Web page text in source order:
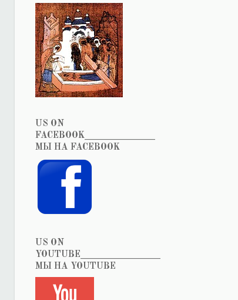
US ON
FACEBOOK_______________
МЫ НА FACEBOOK
US ON
YOUTUBE_________________
МЫ НА YOUTUBE